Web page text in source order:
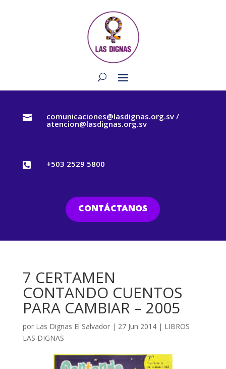
 comunicaciones@lasdignas.org.sv /
atencion@lasdignas.org.sv
 +503 2529 5800
CONTÁCTANOS
7 CERTAMEN
CONTANDO CUENTOS
PARA CAMBIAR – 2005
por Las Dignas El Salvador| 27 Jun 2014| LIBROS
LAS DIGNAS